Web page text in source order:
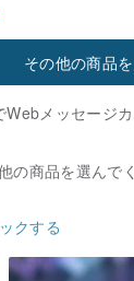
その他の商品
メッセージ
の商品を選んで
クする